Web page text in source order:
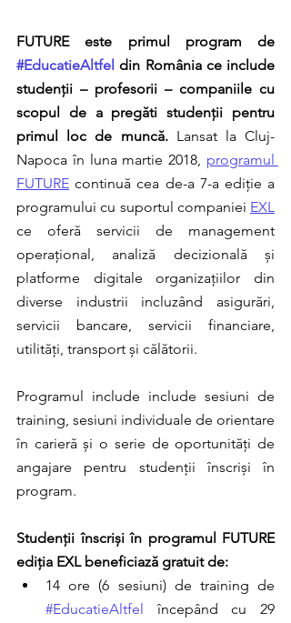
#EducatieAltfel din România ce include
studenții – profesorii – companiile cu
scopul de a pregăti studenții pentru
primul loc de muncă. Lansat la Cluj-
Napoca în luna martie 2018, programul
FUTURE continuă cea de-a 7-a ediție a
programului cu suportul companiei EXL
ce oferă servicii de management
operațional, analiză decizională și
platforme digitale organizațiilor din
diverse industrii incluzând asigurări,
servicii bancare, servicii financiare,
utilități, transport și călătorii.
Programul include include sesiuni de
training, sesiuni individuale de orientare
în carieră și o serie de oportunități de
angajare pentru studenții înscriși în
program.
Studenții înscriși în programul FUTURE
ediția EXL beneficiază gratuit de:
#EducatieAltfel
începând cu 29